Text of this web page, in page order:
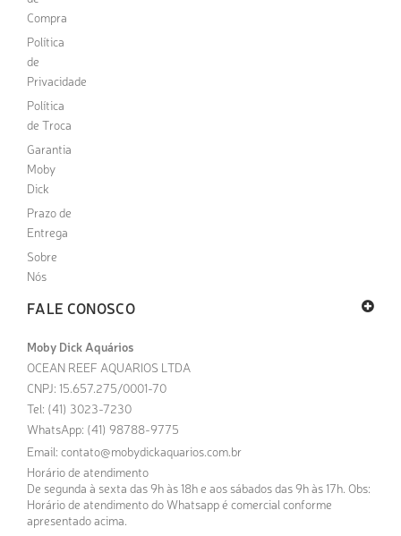
Compra
Política
de
Privacidade
Política
de Troca
Garantia
Moby
Dick
Prazo de
Entrega
Sobre
Nós
FALE CONOSCO
Moby Dick Aquários
OCEAN REEF AQUARIOS LTDA
CNPJ: 15.657.275/0001-70
Tel: (41) 3023-7230
WhatsApp: (41) 98788-9775
Email: contato@mobydickaquarios.com.br
Horário de atendimento
De segunda à sexta das 9h às 18h e aos sábados das 9h às 17h. Obs:
Horário de atendimento do Whatsapp é comercial conforme
apresentado acima.